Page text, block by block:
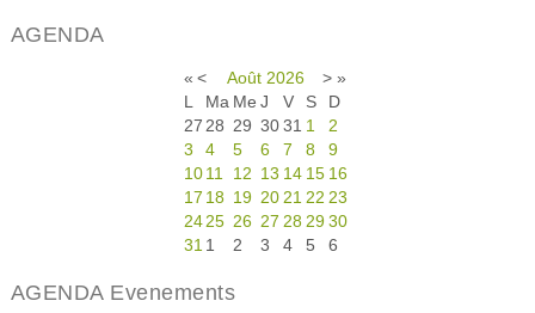
AGENDA
« < Août 2026 > »
L
Ma Me J V S
D
27 28 29 30 31 1
2
3
4 5 6 7 8
9
10 11 12 13 14 15 16
17 18 19 20 21 22 23
2425 26 27 28 29 30
31 1 2 3 4 5 6
AGENDA Evenements